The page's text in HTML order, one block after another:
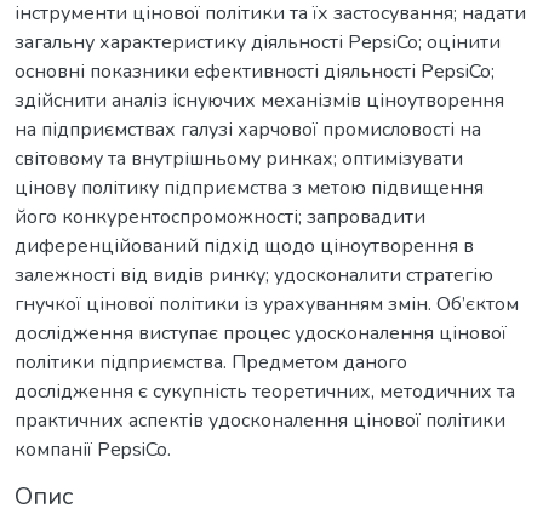
інструменти цінової політики та їх застосування; надати
загальну характеристику діяльності PepsiCo; оцінити
основні показники ефективності діяльності PepsiCo;
здійснити аналіз існуючих механізмів ціноутворення
на підприємствах галузі харчової промисловості на
світовому та внутрішньому ринках; оптимізувати
цінову політику підприємства з метою підвищення
його конкурентоспроможності; запровадити
диференційований підхід щодо ціноутворення в
залежності від видів ринку; удосконалити стратегію
гнучкої цінової політики із урахуванням змін. Об’єктом
дослідження виступає процес удосконалення цінової
політики підприємства. Предметом даного
дослідження є сукупність теоретичних, методичних та
практичних аспектів удосконалення цінової політики
компанії PepsiCo.
Опис